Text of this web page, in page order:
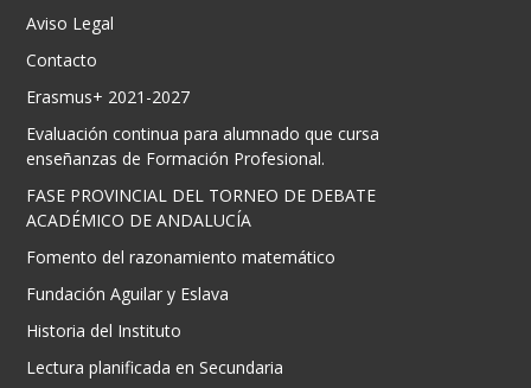
Aviso Legal
Contacto
Erasmus+ 2021-2027
Evaluación continua para alumnado que cursa
enseñanzas de Formación Profesional.
FASE PROVINCIAL DEL TORNEO DE DEBATE
ACADÉMICO DE ANDALUCÍA
Fomento del razonamiento matemático
Fundación Aguilar y Eslava
Historia del Instituto
Lectura planificada en Secundaria